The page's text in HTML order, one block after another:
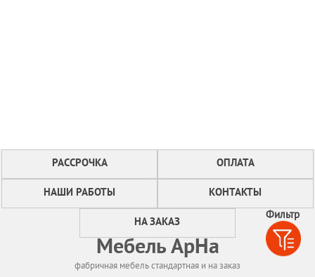
Фильтр
РАССРОЧКА ОПЛАТА
НАШИ РАБОТЫ КОНТАКТЫ
НА ЗАКАЗ
Мебель АрНа
фабричная мебель стандартная и на заказ